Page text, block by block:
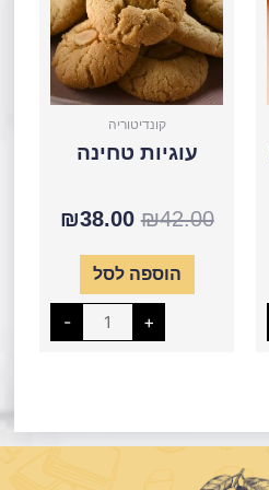
קונדיטוריה
עוגיות טחינה
₪42.00
₪42.00.
₪38.00
הוספה לסל
- +